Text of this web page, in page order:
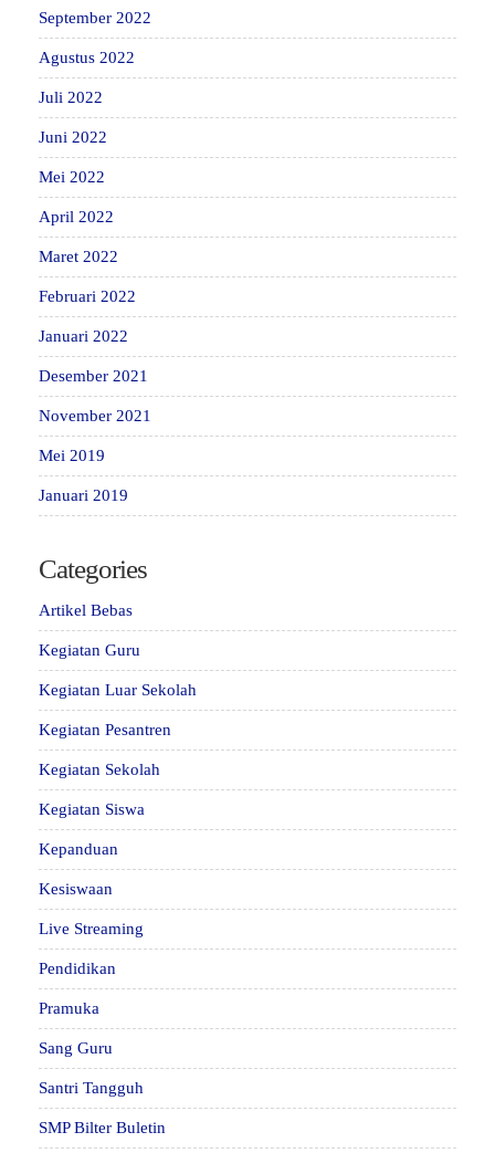
September 2022
Agustus 2022
Juli 2022
Juni 2022
Mei 2022
April 2022
Maret 2022
Februari 2022
Januari 2022
Desember 2021
November 2021
Mei 2019
Januari 2019
Categories
Artikel Bebas
Kegiatan Guru
Kegiatan Luar Sekolah
Kegiatan Pesantren
Kegiatan Sekolah
Kegiatan Siswa
Kepanduan
Kesiswaan
Live Streaming
Pendidikan
Pramuka
Sang Guru
Santri Tangguh
SMP Bilter Buletin